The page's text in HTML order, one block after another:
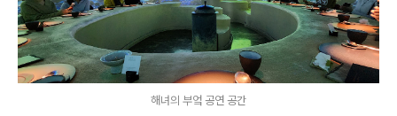
해녀의 부엌 공연 공간